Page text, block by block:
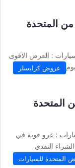
عروض كرايسلر 200 ليميتد 2016 من المتحدة
من المتحدة للسيارات : العرض الاقوى
عروض…
عروض كرايسلر
السعودية 2016 من المتحدة
من المتحدة للسيارات : عرو قوية في
النقدي
المتحدة للسيارات